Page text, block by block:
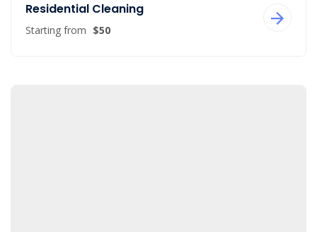
Residential Cleaning
Starting from $50